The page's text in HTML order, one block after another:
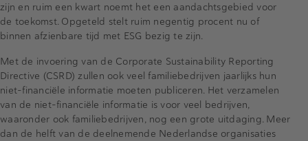
zijn en ruim een kwart noemt het een aandachtsgebied voor
de toekomst. Opgeteld stelt ruim negentig procent nu of
binnen afzienbare tijd met ESG bezig te zijn.
Met de invoering van de Corporate Sustainability Reporting
Directive (CSRD) zullen ook veel familiebedrijven jaarlijks hun
niet-financiële informatie moeten publiceren. Het verzamelen
van de niet-financiële informatie is voor veel bedrijven,
waaronder ook familiebedrijven, nog een grote uitdaging. Meer
dan de helft van de deelnemende Nederlandse organisaties